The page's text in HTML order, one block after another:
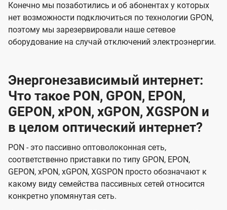
Конечно мы позаботились и об абонентах у которых
нет возможности подключиться по технологии GPON,
поэтому мы зарезервировали наше сетевое
оборудование на случай отключений электроэнергии.
Энергонезависимый интернет:
Что такое PON, GPON, EPON,
GEPON, xPON, xGPON, XGSPON и
в целом оптический интернет?
PON - это пассивно оптоволоконная сеть,
соответственно приставки по типу GPON, EPON,
GEPON, xPON, xGPON, XGSPON просто обозначают к
какому виду семейства пассивных сетей относится
конкретно упомянутая сеть.